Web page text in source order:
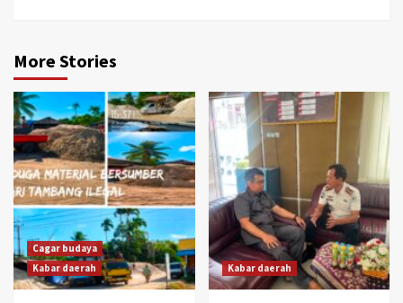
More Stories
Cagar budaya
Kabar daerah
Kabar daerah